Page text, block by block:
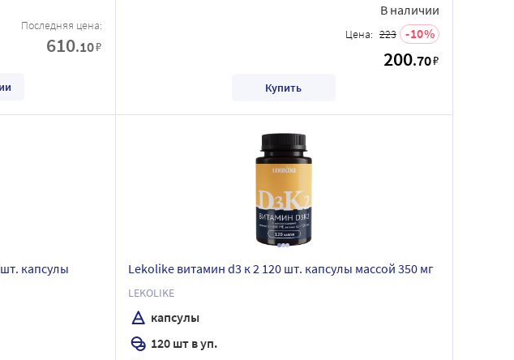
Последняя цена:
610.10₽
В наличии
Цена: 223 10
200.70₽
Купить
капсулы
Lekolike витамин d3 к 2 120 шт. капсулы массой 350 мг
LEKOLIKE
капсулы
120 шт в уп.